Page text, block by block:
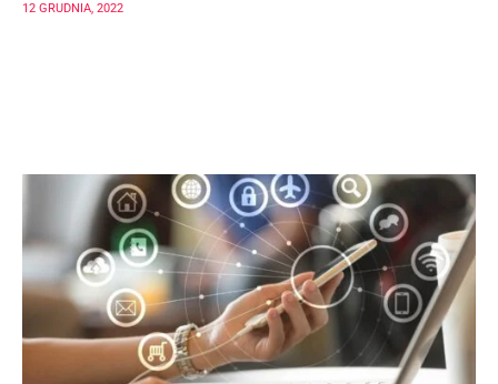
12 GRUDNIA, 2022